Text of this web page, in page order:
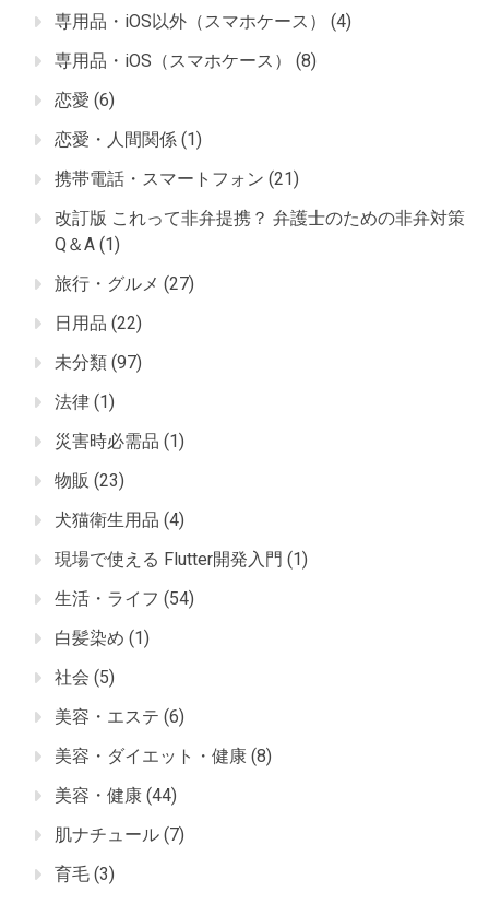
専用品・iOS以外（スマホケース）
(4)
専用品・iOS（スマホケース）
(8)
恋愛 (6)
恋愛・人間関係 (1)
携帯電話・スマートフォン (21)
改訂版 これって非弁提携？ 弁護士のための非弁対策
Q＆A (1)
旅行・グルメ (27)
日用品 (22)
未分類 (97)
法律 (1)
災害時必需品 (1)
物販 (23)
犬猫衛生用品 (4)
現場で使える Flutter開発入門 (1)
生活・ライフ (54)
白髪染め (1)
社会 (5)
美容・エステ (6)
美容・ダイエット・健康 (8)
美容・健康 (44)
肌ナチュール (7)
育毛 (3)